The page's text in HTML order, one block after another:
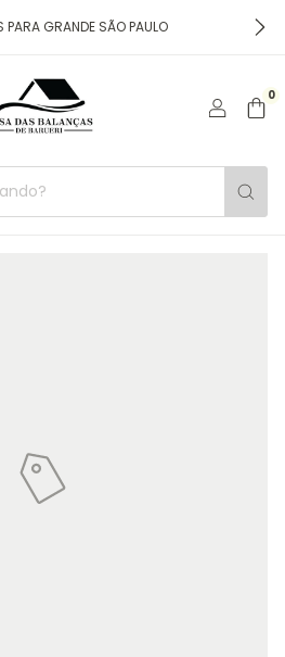
PARA GRANDE SÃO PAULO
0